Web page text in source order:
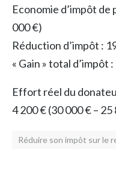
Economie d’impôt de
000 €)
Réduction d’impôt :
« Gain » total d’impôt
Effort réel du
4 200 € (30 000 € – 25
Réduire son impôt sur le